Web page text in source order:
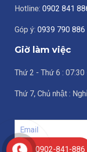
Hotline: 0902 841
Góp ý: 0939 790 886
Giờ làm việc
Thứ 2 - Thứ 6 : 07:30
Thứ 7, Chủ nhật :
0902-841-886